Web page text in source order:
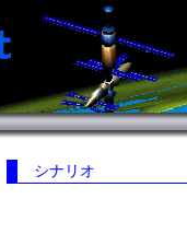
シナリオ